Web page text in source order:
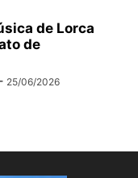
de Lorca
de
- 25/06/2026